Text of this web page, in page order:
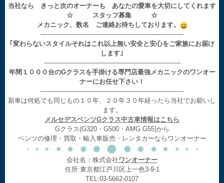
当社なら きっと次のオーナーも あなたの愛車を大切にしてくれます
☆ スタッフ募集 ☆
メカニック、数名 ご連絡お待ちしております。
——————————————————————
｢変わらないスタイルそれはこれ以上無い安全と安心をご家族にお届け
します｣
—————————————————————
年間１０００台のGクラスを手掛ける専門店最強メカニックのワンオー
ナーにお任せ下さい！
——————————————————————
新車は何処でも同じもの１０年、２０年３０年経ったら当社でお願いし
ます。
メルセデスベンツGクラス中古車情報はこちら
Gクラス(G320・G500・AMG G55)から
ベンツの修理・買取・輸入車販売・レンタカーならワンオーナー
会社名：株式会社ワンオーナー
住所:東京都江戸川区上一色3-9-1
TEL:03-5662-0107